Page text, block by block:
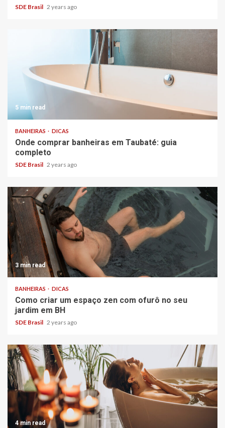
SDE Brasil 2 years ago
5 min read
BANHEIRAS DICAS
Onde comprar banheiras em Taubaté: guia
completo
SDE Brasil 2 years ago
3 min read
BANHEIRAS DICAS
Como criar um espaço zen com ofurô no seu
jardim em BH
SDE Brasil 2 years ago
4 min read